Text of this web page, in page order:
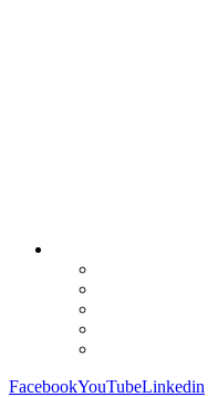
FacebookYouTubeLinkedin